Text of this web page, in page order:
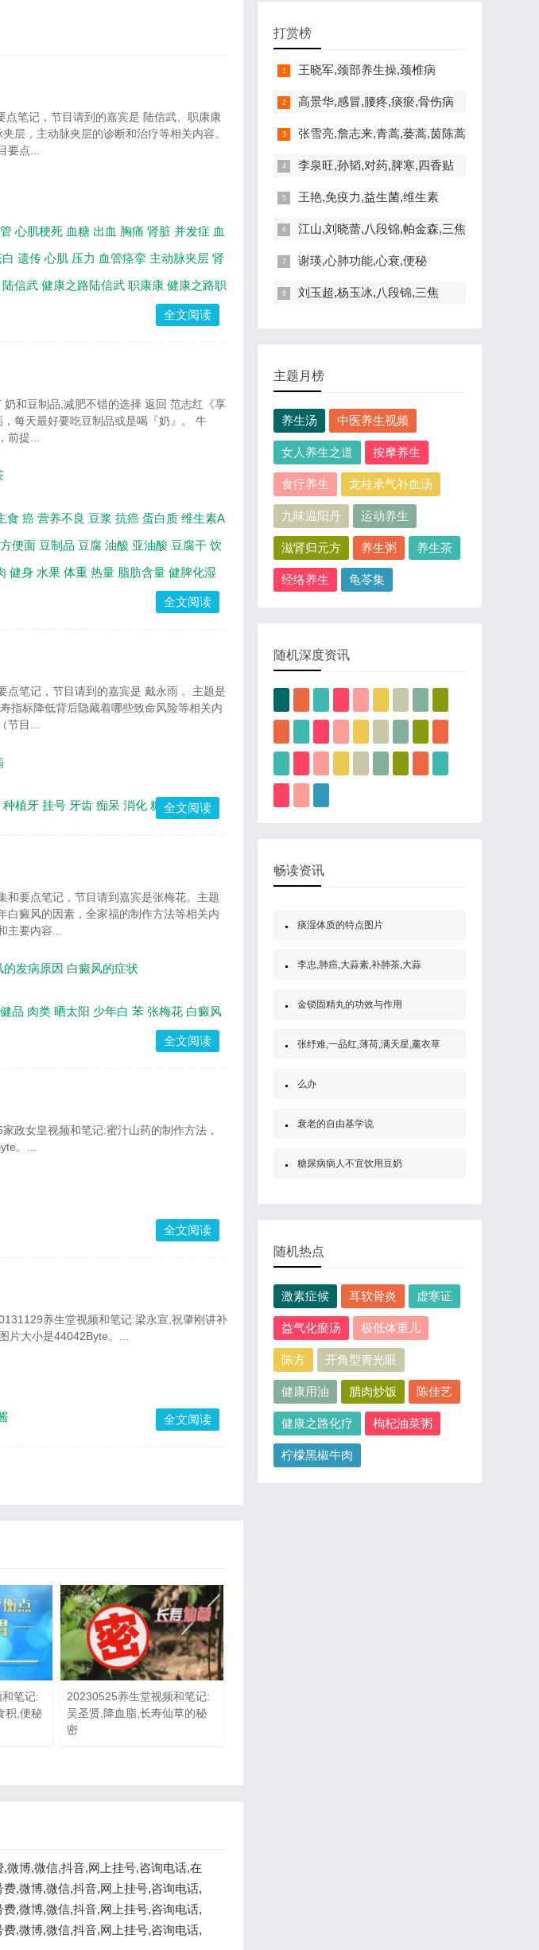
笔记，节目请到的嘉宾是 陆信武、职康康
层，主动脉夹层的诊断和治疗等相关内容。
点...
心肌梗死 血糖 出血 胸痛 肾脏 并发症 血
遗传 心肌 压力 血管痉挛 主动脉夹层 肾
陆信武 健康之路陆信武 职康康 健康之路职
全文阅读
和豆制品,减肥不错的选择 返回 范志红《享
每天最好要吃豆制品或是喝『奶』。 牛
前提...
食 癌 营养不良 豆浆 抗癌 蛋白质 维生素A
方便面 豆制品 豆腐 油酸 亚油酸 豆腐干 饮
健身 水果 体重 热量 脂肪含量 健脾化湿
全文阅读
笔记，节目请到的嘉宾是 戴永雨 。主题是
指标降低背后隐藏着哪些致命风险等相关内
目...
种植牙 挂号 牙齿 痴呆 消化 糖 戴永雨
全文阅读
要点笔记，节目请到嘉宾是张梅花。主题
白癜风的因素，全家福的制作方法等相关内
要内容...
的发病原因 白癜风的症状
品 肉类 晒太阳 少年白 苯 张梅花 白癜风
全文阅读
政女皇视频和笔记:蜜汁山药的制作方法，
。...
全文阅读
养生堂视频和笔记:梁永宣,祝肇刚讲补
片大小是44042Byte。...
全文阅读
笔记:
积,便秘
20230525养生堂视频和笔记:
吴圣贤,降血脂,长寿仙草的秘
密
微博,微信,抖音,网上挂号,咨询电话,在
,微博,微信,抖音,网上挂号,咨询电话,
,微博,微信,抖音,网上挂号,咨询电话,
,微博,微信,抖音,网上挂号,咨询电话,
打赏榜
王晓军,颈部养生操,颈椎病
高景华,感冒,腰疼,痰瘀,骨伤病
张雪亮,詹志来,青蒿,蒌蒿,茵陈蒿
李泉旺,孙韬,对药,脾寒,四香贴
王艳,免疫力,益生菌,维生素
江山,刘晓蕾,八段锦,帕金森,三焦
谢瑛,心肺功能,心衰,便秘
刘玉超,杨玉冰,八段锦,三焦
主题月榜
养生汤 中医养生视频
女人养生之道 按摩养生
食疗养生 龙桂承气补血汤
九味温阳丹 运动养生
滋肾归元方 养生粥 养生茶
经络养生 龟苓集
随机深度资讯
畅读资讯
痰湿体质的特点图片
李忠,肺癌,大蒜素,补肺茶,大蒜
金锁固精丸的功效与作用
张纾难,一品红,薄荷,满天星,薰衣草
么办
衰老的自由基学说
糖尿病病人不宜饮用豆奶
随机热点
激素症候 耳软骨炎 虚寒证
益气化瘀汤 极低体重儿
陈方 开角型青光眼
健康用油 腊肉炒饭 陈佳艺
健康之路化疗 枸杞油菜粥
柠檬黑椒牛肉